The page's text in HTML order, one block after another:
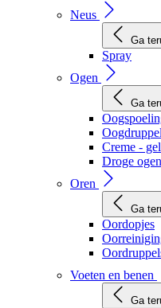
Neus
Ga
Spray
Ogen
Ga
Creme - gel
Droge ogen
Oren
Ga
Oordopjes
Voeten en benen
Ga